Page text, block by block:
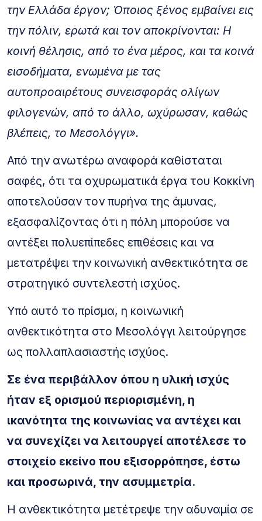
την Eλλάδα έργον; Όποιος ξένος εμβαίνει εις
την πόλιν, ερωτά και τον αποκρίνονται: H
κοινή θέλησις, από το ένα μέρος, και τα κοινά
εισοδήματα, ενωμένα με τας
αυτοπροαιρέτους συνεισφοράς ολίγων
φιλογενών, από το άλλο, ωχύρωσαν, καθώς
βλέπεις, το Mεσολόγγι».
Από την ανωτέρω αναφορά καθίσταται
σαφές, ότι τα οχυρωματικά έργα του Κοκκίνη
αποτελούσαν τον πυρήνα της άμυνας,
εξασφαλίζοντας ότι η πόλη μπορούσε να
αντέξει πολυεπίπεδες επιθέσεις και να
μετατρέψει την κοινωνική ανθεκτικότητα σε
στρατηγικό συντελεστή ισχύος.
Υπό αυτό το πρίσμα, η κοινωνική
ανθεκτικότητα στο Μεσολόγγι λειτούργησε
ως πολλαπλασιαστής ισχύος.
Σε ένα περιβάλλον όπου η υλική ισχύς
ήταν εξ ορισμού περιορισμένη, η
ικανότητα της κοινωνίας να αντέχει και
να συνεχίζει να λειτουργεί αποτέλεσε το
στοιχείο εκείνο που εξισορρόπησε, έστω
και προσωρινά, την ασυμμετρία.
Η ανθεκτικότητα μετέτρεψε την αδυναμία σε